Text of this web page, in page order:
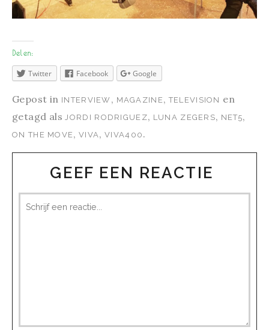
Delen:
Twitter Facebook Google
Gepost in INTERVIEW , MAGAZINE ,TELEVISION en
getagd als JORDI RODRIGUEZ, LUNA ZEGERS, NET5,
ON THE MOVE ,VIVA ,VIVA400 .
GEEF EEN REACTIE